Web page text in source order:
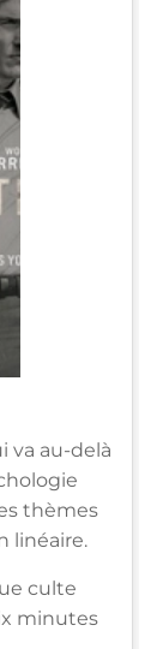
va au-delà
thèmes
linéaire.
culte
minutes